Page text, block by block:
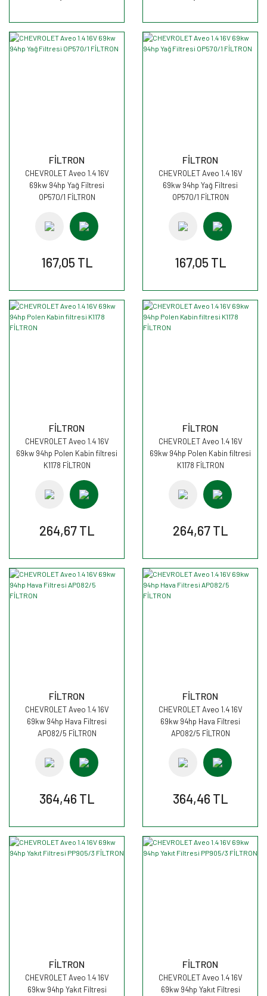
FİLTRON
CHEVROLET Aveo 1.4 16V
69kw 94hp Yağ Filtresi
OP570/1 FİLTRON
167,05 TL
FİLTRON
CHEVROLET Aveo 1.4 16V
69kw 94hp Yağ Filtresi
OP570/1 FİLTRON
167,05 TL
FİLTRON
CHEVROLET Aveo 1.4 16V
69kw 94hp Polen Kabin filtresi
K1178 FİLTRON
264,67 TL
FİLTRON
CHEVROLET Aveo 1.4 16V
69kw 94hp Polen Kabin filtresi
K1178 FİLTRON
264,67 TL
FİLTRON
CHEVROLET Aveo 1.4 16V
69kw 94hp Hava Filtresi
AP082/5 FİLTRON
364,46 TL
FİLTRON
CHEVROLET Aveo 1.4 16V
69kw 94hp Hava Filtresi
AP082/5 FİLTRON
364,46 TL
FİLTRON
CHEVROLET Aveo 1.4 16V
69kw 94hp Yakıt Filtresi
FİLTRON
CHEVROLET Aveo 1.4 16V
69kw 94hp Yakıt Filtresi